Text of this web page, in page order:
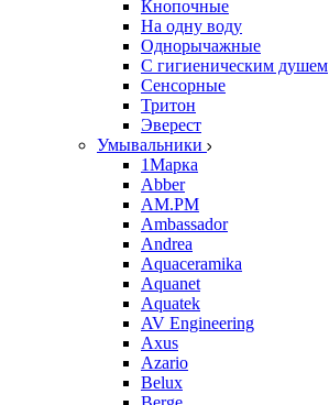
Кнопочные
На одну воду
Однорычажные
С гигиеническим душем
Сенсорные
Тритон
Эверест
Умывальники
1Марка
Abber
AM.PM
Ambassador
Andrea
Aquaceramika
Aquanet
Aquatek
AV Engineering
Axus
Azario
Belux